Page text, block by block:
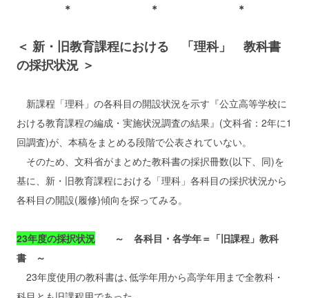
＊ ＊ ＊
＜ 新・旧教育課程における 「理科」 教科書
の採択状況 ＞
新課程「理科」の各科目の開設状況を示す『公立高等学校に
おける教育課程の編成・実施状況調査の結果』(文科省：2年に1
回調査)が、本稿をまとめる段階で公表されていない。
そのため、文科省がまとめた教科書の採択冊数(以下、同)を
基に、新・旧教育課程における「理科」各科目の採択状況から
各科目の開設(履修)傾向を探ってみる。
23年度の採択状況 ～ 各科目・各学年＝「旧課程」教科
書 ～
23年度使用の教科書は､低学年用から高学年用まで全教科・